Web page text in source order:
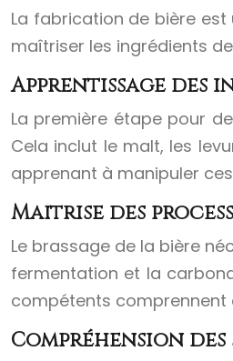
La fabrication de bière
maîtriser les ingrédients
Apprentissage des
La première étape pour
Cela inclut le malt, les
apprenant à manipuler
Maîtrise des
Le brassage de la bière
fermentation et la
compétents comprennent
Compréhension